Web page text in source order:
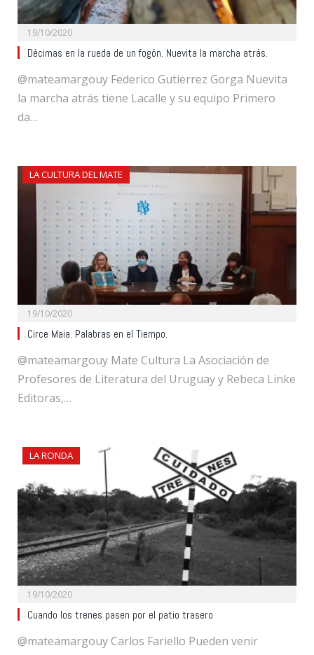
19/10/2020
Décimas en la rueda de un fogón. Nuevita la marcha atrás.
@mateamargouy Federico Gutierrez Gorga Nuevita
la marcha atrás tiene Lacalle y su equipo Primero
da…
LA CULTURA DEL MATE
19/10/2020
Circe Maia. Palabras en el Tiempo.
@mateamargouy Mate Cultura La Asociación de
Profesores de Literatura del Uruguay y Rebeca Linke
Editoras,…
LA RONDA
19/10/2020
Cuando los trenes pasen por el patio trasero
@mateamargouy Carlos Fariello Pueden venir